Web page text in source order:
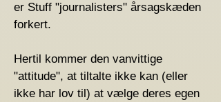
er Stuff "journalisters" årsagskæden
forkert.
Hertil kommer den vanvittige
"attitude", at tiltalte ikke kan (eller
ikke har lov til) at vælge deres egen